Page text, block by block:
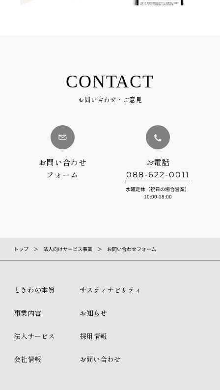
CONTACT
お問い合わせ・ご意見
お問い合わせ
フォーム
お電話
088-622-0011
水曜定休（祝日の場合営業）
10:00-18:00
トップ 法人向けサービス事業 お問い合わせフォーム
ときわの本質
事業内容
法人サービス
会社情報
サスティナビリティ
お知らせ
採用情報
お問い合わせ